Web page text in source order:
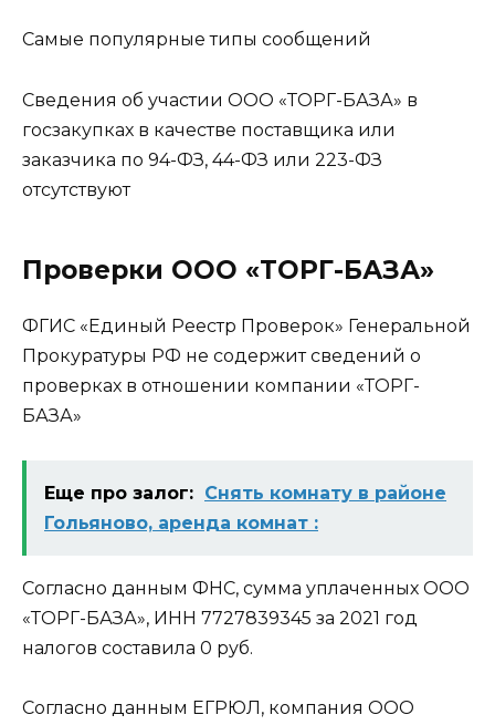
Самые популярные типы сообщений
Сведения об участии ООО «ТОРГ-БАЗА» в
госзакупках в качестве поставщика или
заказчика по 94-ФЗ, 44-ФЗ или 223-ФЗ
отсутствуют
Проверки ООО «ТОРГ-БАЗА»
ФГИС «Единый Реестр Проверок» Генеральной
Прокуратуры РФ не содержит сведений о
проверках в отношении компании «ТОРГ-
БАЗА»
Еще про залог: Снять комнату в районе
Гольяново, аренда комнат :
Согласно данным ФНС, сумма уплаченных ООО
«ТОРГ-БАЗА», ИНН 7727839345 за 2021 год
налогов составила 0 руб.
Согласно данным ЕГРЮЛ, компания ООО